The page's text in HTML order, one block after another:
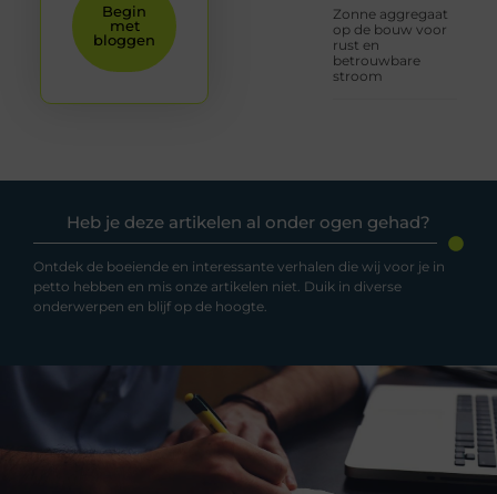
Zonne aggregaat
op de bouw voor
rust en
betrouwbare
stroom
Begin
met
bloggen
Heb je deze artikelen al onder ogen gehad?
Ontdek de boeiende en interessante verhalen die wij voor je in
petto hebben en mis onze artikelen niet. Duik in diverse
onderwerpen en blijf op de hoogte.